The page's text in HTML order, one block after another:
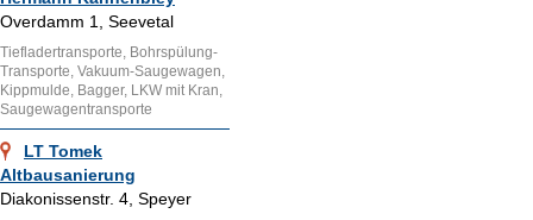
Overdamm 1, Seevetal
Tiefladertransporte, Bohrspülung-
Transporte, Vakuum-Saugewagen,
Kippmulde, Bagger, LKW mit Kran,
Saugewagentransporte
LT Tomek
Altbausanierung
Diakonissenstr. 4, Speyer